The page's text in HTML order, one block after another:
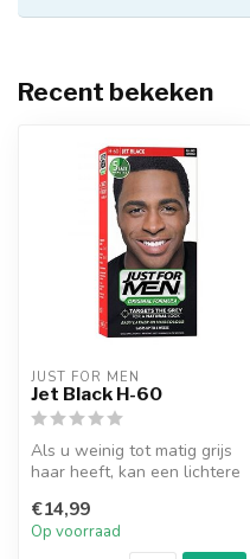
Recent bekeken
JUST FOR MEN
Jet Black H-60
Als u weinig tot matig grijs
haar heeft, kan een lichtere
€14,99
Op voorraad